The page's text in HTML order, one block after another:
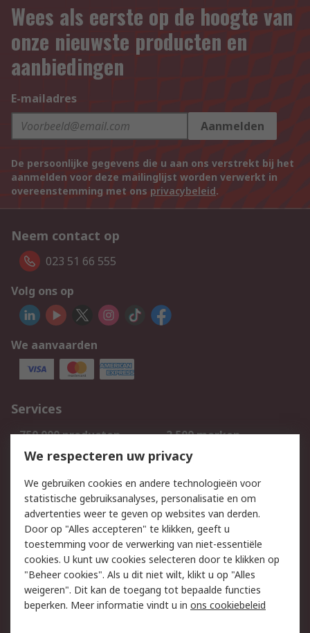
Wees als eerste op de hoogte van
onze nieuwste producten en
aanbiedingen
E-mailadres
Aanmelden
De persoonlijke gegevens die u aan ons verstrekt bij het
aanmelden voor deze mailinglijst worden verwerkt in
overeenstemming met ons privacybeleid.
Neem contact op
023 51 66 555
Volg ons op
We aanvaarden
Services
750.000 producten
2.500 merken
Bestellen
Inkoopoplossingen
Track & Trace
Wettelijk
Cookiebeleid
Email veiligheid
Privacybeleid
Websitevoorwaarden
Algemene
verkoopvoorwaarden
We respecteren uw privacy
We gebruiken cookies en andere technologieën voor
statistische gebruiksanalyses, personalisatie en om
advertenties weer te geven op websites van derden.
Door op "Alles accepteren" te klikken, geeft u
toestemming voor de verwerking van niet-essentiële
cookies. U kunt uw cookies selecteren door te klikken op
"Beheer cookies". Als u dit niet wilt, klikt u op "Alles
weigeren". Dit kan de toegang tot bepaalde functies
beperken. Meer informatie vindt u in ons cookiebeleid